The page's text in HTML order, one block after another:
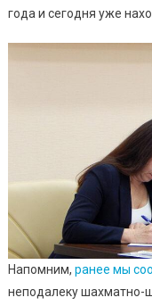
года и сегодня уже
Напомним, ранее мы
неподалеку шахматно-